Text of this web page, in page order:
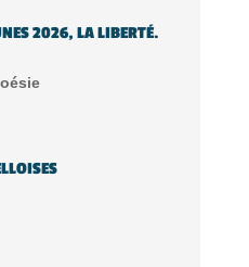
2026, LA LIBERTÉ.